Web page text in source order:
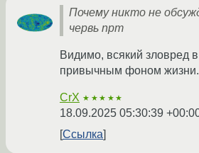
Почему никто не
червь npm
Видимо, всякий зловред
привычным фоном жизни.
CrX ★★★★★
18.09.2025 05:30:39
Ссылка